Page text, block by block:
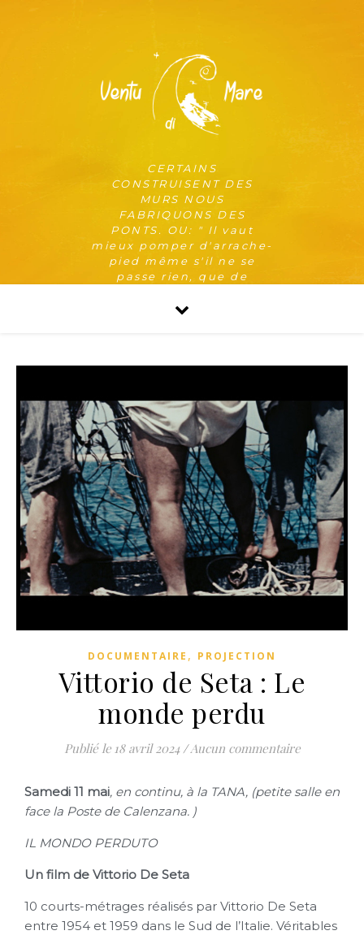
CERTAINS
CONSTRUISENT DES
MURS NOUS
FABRIQUONS DES
PONTS. OU: " Il vaut
mieux pomper d'arrache-
pied même s'il ne se
passe rien, que de
quelque chose de pire en
DOCUMENTAIRE , PROJECTION
Vittorio de Seta : Le
monde perdu
18 avril 2024 /Aucun commentaire
Samedi 11 mai, en continu, à la TANA, (petite salle en
face la Poste de Calenzana. )
IL MONDO PERDUTO
Un film de Vittorio De Seta
10 courts-métrages réalisés par Vittorio De Seta
entre 1954 et 1959 dans le Sud de l’Italie. Véritables